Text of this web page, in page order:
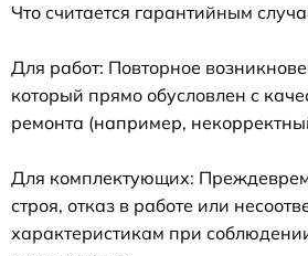
Что считается гарантийным
Для работ: Повторное
который прямо обусловлен с
ремонта (например,
Для комплектующих:
строя, отказ в работе или
характеристикам при